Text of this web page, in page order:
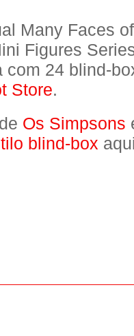
Many Faces
Figures
com 24 blind-
Store.
Os Simpsons
blind-box